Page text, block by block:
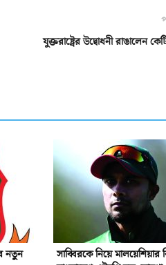
যুক্তরাষ্ট্রের উদ্বোধনী রাঙালেন
নতুন
সাব্বিরকে নিয়ে মালয়েশিয়ার